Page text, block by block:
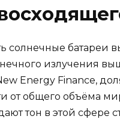
солнечные батареи
излучения
Energy Finance,
от общего объёма
тон в этой сфере